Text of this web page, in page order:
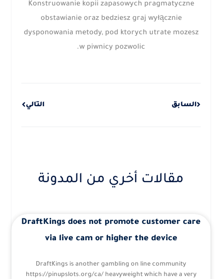
Konstruowanie kopii zapasowych pragmatyczne
obstawianie oraz bedziesz graj wyłącznie
dysponowania metody, pod ktorych utrate mozesz
w piwnicy pozwolic.
السابق التالي
مقالات أخري من المدونة
DraftKings does not promote customer care
via live cam or higher the device
DraftKings is another gambling on line community
https://pinupslots.org/ca/ heavyweight which have a very